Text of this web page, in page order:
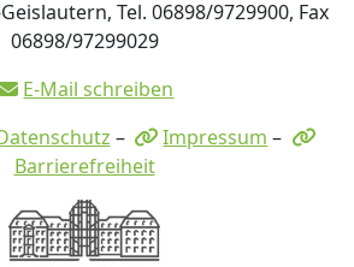
Tel. 06898/9729900, Fax
06898/97299029
E-Mail schreiben
– Impressum –
Barrierefreiheit